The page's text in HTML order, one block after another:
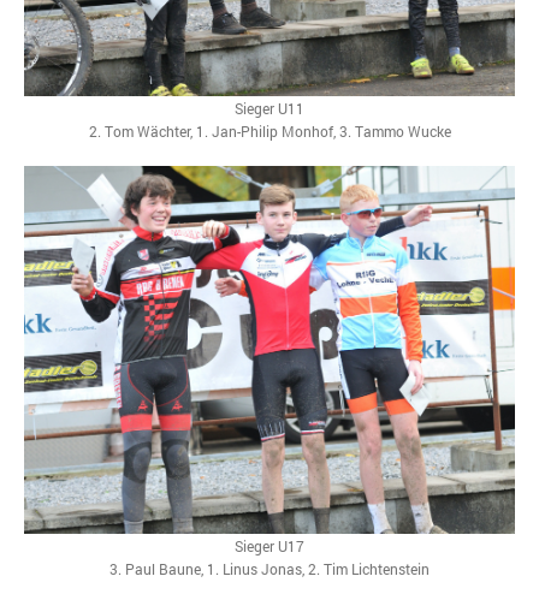
Sieger U11
2. Tom Wächter, 1. Jan-Philip Monhof, 3. Tammo Wucke
Sieger U17
3. Paul Baune, 1. Linus Jonas, 2. Tim Lichtenstein